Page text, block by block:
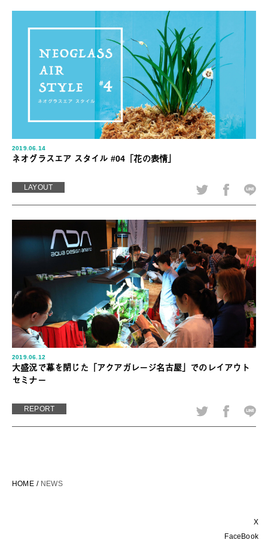
2019.06.14
ネオグラスエア スタイル #04「花の表情」
LAYOUT
2019.06.12
大盛況で幕を閉じた「アクアガレージ名古屋」でのレイアウト
セミナー
REPORT
HOME NEWS
X
FaceBook